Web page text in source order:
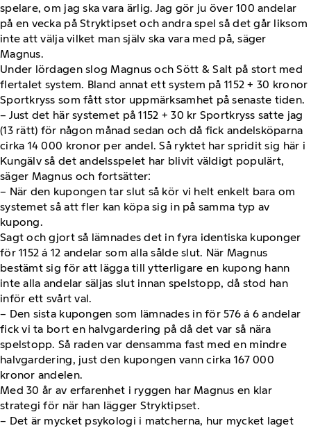
spelare, om jag ska vara ärlig. Jag gör ju över 100 andelar
på en vecka på Stryktipset och andra spel så det går liksom
inte att välja vilket man själv ska vara med på, säger
Magnus.
Under lördagen slog Magnus och Sött & Salt på stort med
flertalet system. Bland annat ett system på 1152 + 30 kronor
Sportkryss som fått stor uppmärksamhet på senaste tiden.
– Just det här systemet på 1152 + 30 kr Sportkryss satte jag
(13 rätt) för någon månad sedan och då fick andelsköparna
cirka 14 000 kronor per andel. Så ryktet har spridit sig här i
Kungälv så det andelsspelet har blivit väldigt populärt,
säger Magnus och fortsätter:
– När den kupongen tar slut så kör vi helt enkelt bara om
systemet så att fler kan köpa sig in på samma typ av
kupong.
Sagt och gjort så lämnades det in fyra identiska kuponger
för 1152 á 12 andelar som alla sålde slut. När Magnus
bestämt sig för att lägga till ytterligare en kupong hann
inte alla andelar säljas slut innan spelstopp, då stod han
inför ett svårt val.
– Den sista kupongen som lämnades in för 576 á 6 andelar
fick vi ta bort en halvgardering på då det var så nära
spelstopp. Så raden var densamma fast med en mindre
halvgardering, just den kupongen vann cirka 167 000
kronor andelen.
Med 30 år av erfarenhet i ryggen har Magnus en klar
strategi för när han lägger Stryktipset.
– Det är mycket psykologi i matcherna, hur mycket laget